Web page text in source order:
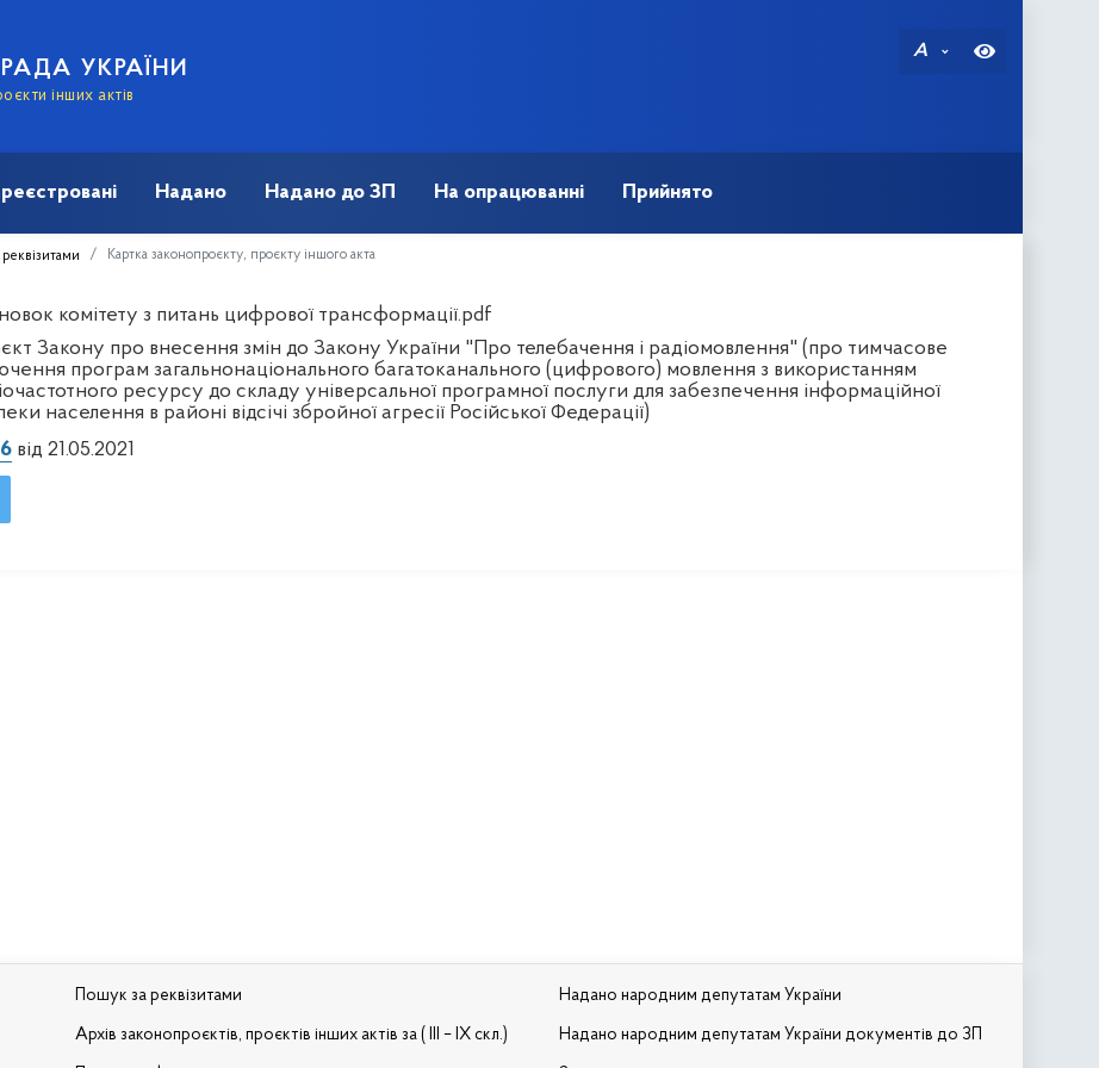
УКРАЇНИ
інших актів
A
Надано Надано до ЗП На опрацюванні Прийнято
реквізитами Картка законопроєкту, проєкту іншого акта
комітету з питань цифрової трансформації.pdf
Закону про внесення змін до Закону України "Про телебачення і радіомовлення" (про тимчасове
програм загальнонаціонального багатоканального (цифрового) мовлення з використанням
ресурсу до складу універсальної програмної послуги для забезпечення інформаційної
населення в районі відсічі збройної агресії Російської Федерації)
від 21.05.2021
Пошук за реквізитами
Архів законопроєктів, проєктів інших актів за ( III – IX скл.)
Надано народним депутатам України
Надано народним депутатам України документів до ЗП